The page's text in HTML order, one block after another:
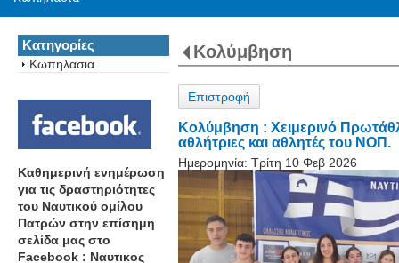
Κατηγορίες
Κωπηλασια
Καθημερινή ενημέρωση
για τις δραστηριότητες
του Ναυτικού ομίλου
Πατρών στην επίσημη
σελίδα μας στο
Facebook : Ναυτικος
Κολύμβηση
Επιστροφή
Κολύμβηση : Χειμερινό
αθλήτριες και αθλητές του ΝΟΠ.
Ημερομηνία: Τρίτη 10 Φεβ 2026